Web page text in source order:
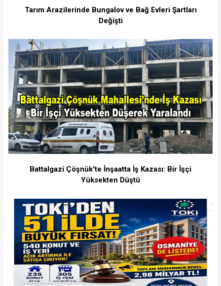
Tarım Arazilerinde Bungalov ve Bağ Evleri Şartları
Değişti
Battalgazi Çöşnük'te İnşaatta İş Kazası: Bir İşçi
Yüksekten Düştü